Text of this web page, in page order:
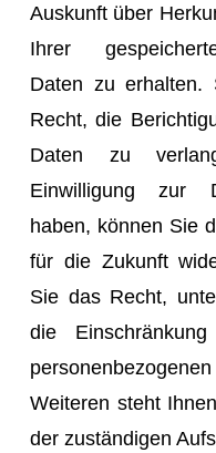
Auskunft über
Ihrer
Daten zu erhalten.
Recht, die
Daten zu
Einwilligung zur
haben, können Sie
für die Zukunft
Sie das Recht,
die
Weiteren steht
der zuständigen